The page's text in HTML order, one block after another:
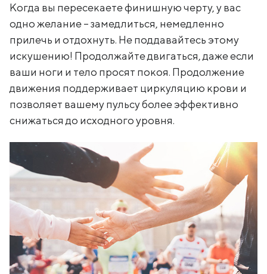
Когда вы пересекаете финишную черту, у вас
одно желание – замедлиться, немедленно
прилечь и отдохнуть. Не поддавайтесь этому
искушению! Продолжайте двигаться, даже если
ваши ноги и тело просят покоя. Продолжение
движения поддерживает циркуляцию крови и
позволяет вашему пульсу более эффективно
снижаться до исходного уровня.